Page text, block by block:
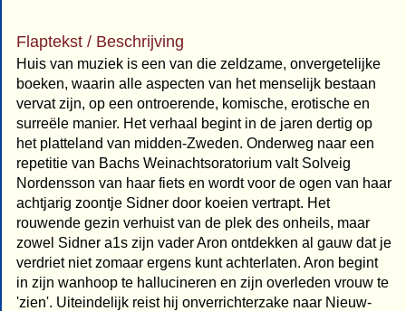
Flaptekst / Beschrijving
Huis van muziek is een van die zeldzame, onvergetelijke
boeken, waarin alle aspecten van het menselijk bestaan
vervat zijn, op een ontroerende, komische, erotische en
surreële manier. Het verhaal begint in de jaren dertig op
het platteland van midden-Zweden. Onderweg naar een
repetitie van Bachs Weinachtsoratorium valt Solveig
Nordensson van haar fiets en wordt voor de ogen van haar
achtjarig zoontje Sidner door koeien vertrapt. Het
rouwende gezin verhuist van de plek des onheils, maar
zowel Sidner a1s zijn vader Aron ontdekken al gauw dat je
verdriet niet zomaar ergens kunt achterlaten. Aron begint
in zijn wanhoop te hallucineren en zijn overleden vrouw te
'zien'. Uiteindelijk reist hij onverrichterzake naar Nieuw-